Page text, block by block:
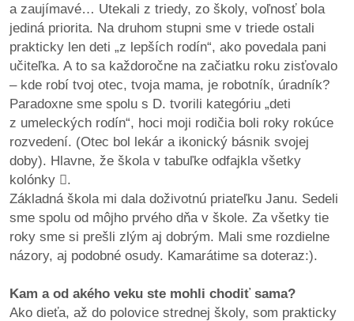
a zaujímavé… Utekali z triedy, zo školy, voľnosť bola
jediná priorita. Na druhom stupni sme v triede ostali
prakticky len deti „z lepších rodín“, ako povedala pani
učiteľka. A to sa každoročne na začiatku roku zisťovalo
– kde robí tvoj otec, tvoja mama, je robotník, úradník?
Paradoxne sme spolu s D. tvorili kategóriu „deti
z umeleckých rodín“, hoci moji rodičia boli roky rokúce
rozvedení. (Otec bol lekár a ikonický básnik svojej
doby). Hlavne, že škola v tabuľke odfajkla všetky
kolónky .
Základná škola mi dala doživotnú priateľku Janu. Sedeli
sme spolu od môjho prvého dňa v škole. Za všetky tie
roky sme si prešli zlým aj dobrým. Mali sme rozdielne
názory, aj podobné osudy. Kamarátime sa doteraz:).
Kam a od akého veku ste mohli chodiť sama?
Ako dieťa, až do polovice strednej školy, som prakticky